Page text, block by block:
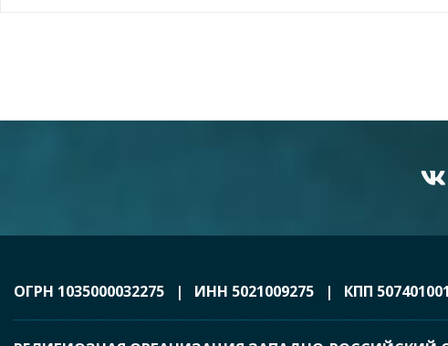
ОГРН 1035000032275 | ИНН 5021009275 | КПП 507401001